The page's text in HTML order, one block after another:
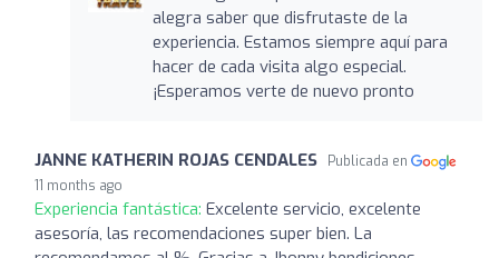
alegra saber que disfrutaste de la
experiencia. Estamos siempre aquí para
hacer de cada visita algo especial.
¡Esperamos verte de nuevo pronto
JANNE KATHERIN ROJAS CENDALES
Publicada en
11 months ago
Experiencia fantástica: Excelente servicio, excelente
asesoría, las recomendaciones super bien. La